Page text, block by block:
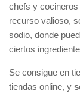
chefs y cocineros
recurso valioso,
sodio, donde
ciertos
Se consigue en
tiendas online, y